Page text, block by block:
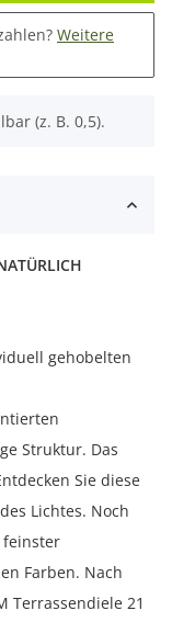
Weitere
(z. B. 0,5).
gehobelten
Struktur. Das
Sie diese
Lichtes. Noch
feinster
Farben. Nach
Terrassendiele 21